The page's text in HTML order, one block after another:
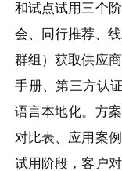
和试点试用三个
会、同行推荐、
群组）获取供应
手册、第三方认
语言本地化。方
对比表、应用案
试用阶段，客户